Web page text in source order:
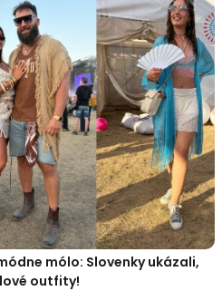
mólo: Slovenky ukázali,
outfity!